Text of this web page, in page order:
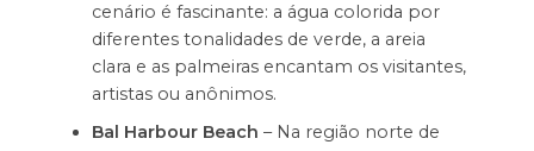
cenário é fascinante: a água colorida por
diferentes tonalidades de verde, a areia
clara e as palmeiras encantam os visitantes,
artistas ou anônimos.
Bal Harbour Beach – Na região norte de